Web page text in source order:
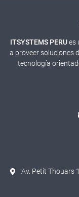
ITSYSTEMS PERUes
a proveer soluciones
tecnología
Av. Petit Thouars